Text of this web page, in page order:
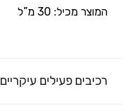
המוצר מכיל: 30 מ”ל
רכיבים פעילים עיקריים